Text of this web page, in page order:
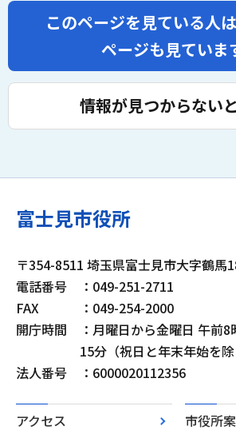
このページを見ている人は
ページも見ていま
情報が見つからない
富士見市役所
〒354-8511 埼玉県富士見市大字鶴馬
電話番号
：049-251-2711
FAX
：049-254-2000
開庁時間
：月曜日から金曜日 午前
15分（祝日と年末年始を除
法人番号
：6000020112356
アクセス 市役所